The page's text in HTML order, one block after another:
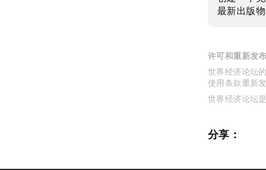
最新出版物
许可和重新发布
世界经济论坛
使用条款重新发
世界经济论坛
分享：